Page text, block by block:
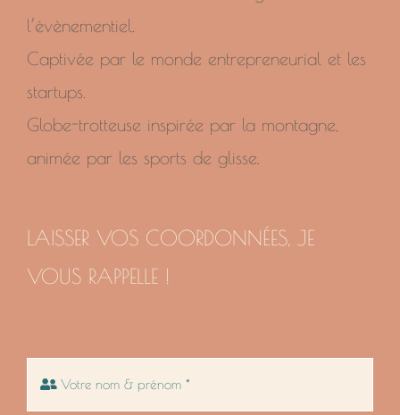
l’évènementiel.
Captivée par le monde entrepreneurial et les
startups.
Globe-trotteuse inspirée par la montagne,
animée par les sports de glisse.
LAISSER VOS COORDONNÉES, JE
VOUS RAPPELLE !